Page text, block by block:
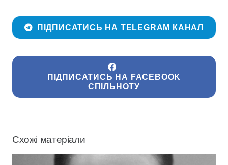
ПІДПИСАТИСЬ НА TELEGRAM КАНАЛ
ПІДПИСАТИСЬ НА FACEBOOK
СПІЛЬНОТУ
Схожі матеріали